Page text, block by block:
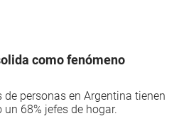
como fenómeno
de personas en Argentina tienen
68% jefes de hogar.